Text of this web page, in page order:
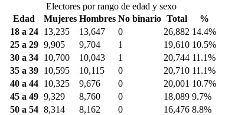
Electores por rango de edad y sexo
Edad
Mujeres Hombres No binario Total
%
18 a 24
13,235 13,647 0 26,882 14.4%
25 a 29 9,905 9,704 1 19,610 10.5%
30 a 34
10,700 10,043 1 20,744 11.1%
35 a 39
10,595 10,115 0 20,710 11.1%
40 a 44
10,325 9,676 0 20,001 10.7%
45 a 49 9,329 8,760 0 18,089 9.7%
50 a 54 8,314 8,162 0 16,476 8.8%